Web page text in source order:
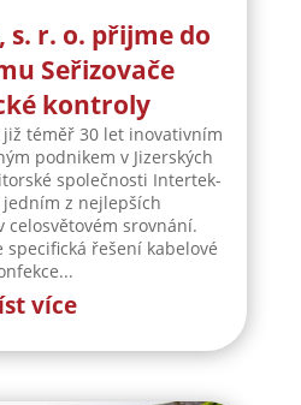
s. r. o. přijme do
Seřizovače
kontroly
již téměř 30 let inovativním
podnikem v Jizerských
společnosti Intertek-
jedním z nejlepších
celosvětovém srovnání.
specifická řešení kabelové
více